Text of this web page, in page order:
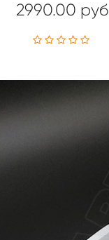
2990.00 руб